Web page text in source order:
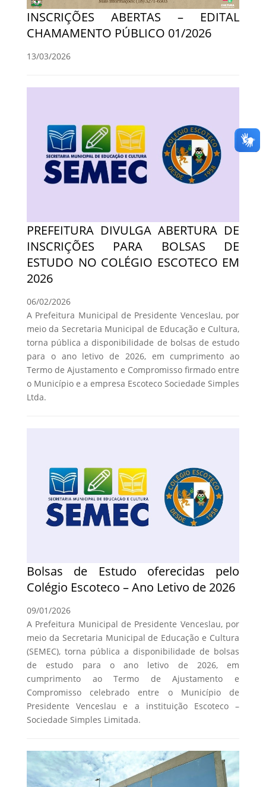
INSCRIÇÕES ABERTAS – EDITAL
CHAMAMENTO PÚBLICO 01/2026
13/03/2026
PREFEITURA DIVULGA ABERTURA DE
INSCRIÇÕES PARA BOLSAS DE
ESTUDO NO COLÉGIO ESCOTECO EM
2026
06/02/2026
A Prefeitura Municipal de Presidente Venceslau, por
meio da Secretaria Municipal de Educação e Cultura,
torna pública a disponibilidade de bolsas de estudo
para o ano letivo de 2026, em cumprimento ao
Termo de Ajustamento e Compromisso firmado entre
o Município e a empresa Escoteco Sociedade Simples
Ltda.
Bolsas de Estudo oferecidas pelo
Colégio Escoteco – Ano Letivo de 2026
09/01/2026
A Prefeitura Municipal de Presidente Venceslau, por
meio da Secretaria Municipal de Educação e Cultura
(SEMEC), torna pública a disponibilidade de bolsas
de estudo para o ano letivo de 2026, em
cumprimento ao Termo de Ajustamento e
Compromisso celebrado entre o Município de
Presidente Venceslau e a instituição Escoteco –
Sociedade Simples Limitada.